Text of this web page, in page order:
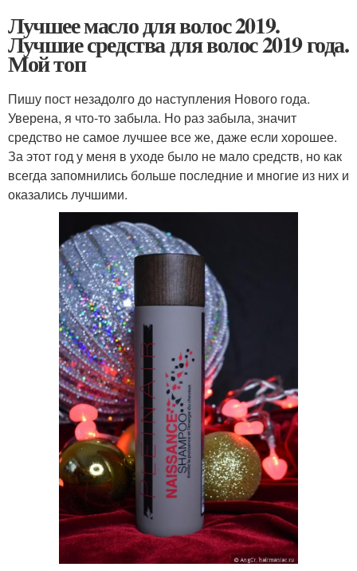
Лучшее масло для волос 2019.
Лучшие средства для волос 2019 года.
Мой топ
Пишу пост незадолго до наступления Нового года.
Уверена, я что-то забыла. Но раз забыла, значит
средство не самое лучшее все же, даже если хорошее.
За этот год у меня в уходе было не мало средств, но как
всегда запомнились больше последние и многие из них и
оказались лучшими.